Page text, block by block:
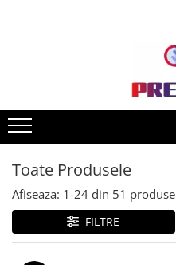
Toate Produsele
Afiseaza: 1-24 din 51 produse
FILTRE